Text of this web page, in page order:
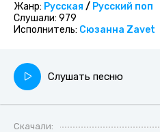
Жанр: Русская / Русский поп
Слушали: 979
Исполнитель: Сюзанна Zavet
Слушать песню
Скачали: